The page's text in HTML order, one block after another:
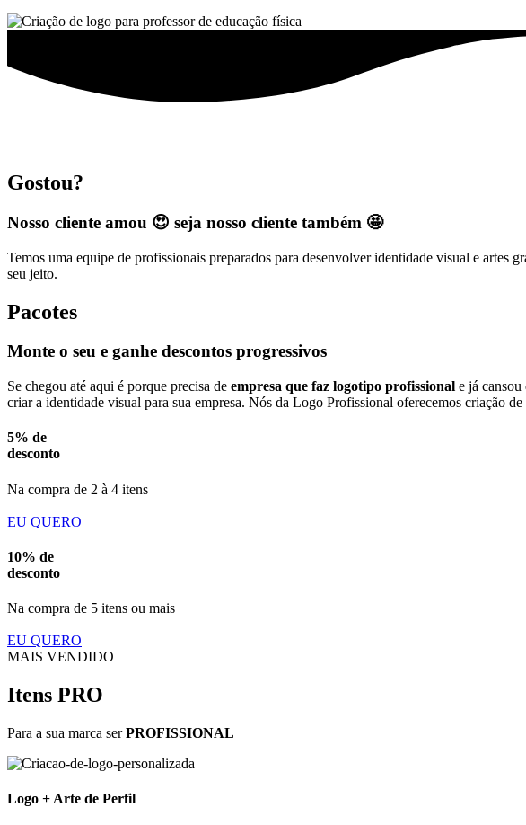
Gostou?
Nosso cliente amou 😍 seja nosso cliente também 🤩
Temos uma equipe de profissionais preparados para desenvolver identidade visual e
seu jeito.
Pacotes
Monte o seu e ganhe descontos progressivos
Se chegou até aqui é porque precisa de empresa que faz logotipo profissional e já
criar a identidade visual para sua empresa. Nós da Logo Profissional oferecemos criação
5% de
desconto
Na compra de 2 à 4 itens
EU QUERO
10% de
desconto
Na compra de 5 itens ou mais
EU QUERO
MAIS VENDIDO
Itens PRO
Para a sua marca serPROFISSIONAL
Logo + Arte de Perfil